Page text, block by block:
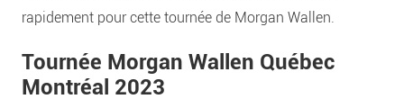
rapidement pour cette tournée de Morgan Wallen.
Tournée Morgan Wallen Québec
Montréal 2023